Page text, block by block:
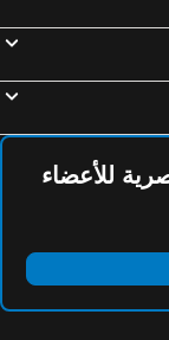
للأعضاء